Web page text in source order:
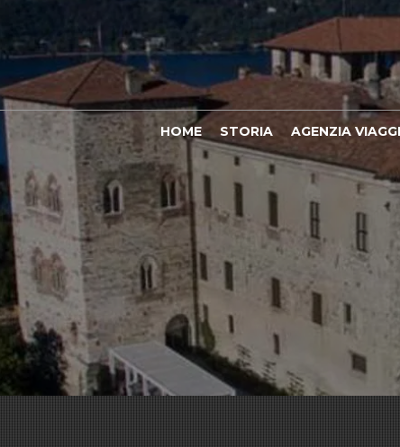
HOME STORIA AGENZIA VIAGGI